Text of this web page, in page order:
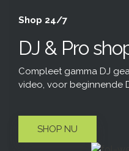
Shop 24/7
DJ & Pro
Compleet gamma DJ
video, voor beginnende
SHOP NU